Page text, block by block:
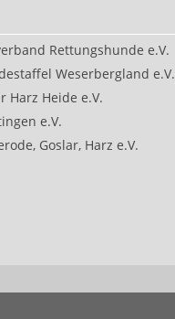
Rettungshunde e.V.
Weserbergland e.V.
Harz Heide e.V.
e.V.
Goslar, Harz e.V.